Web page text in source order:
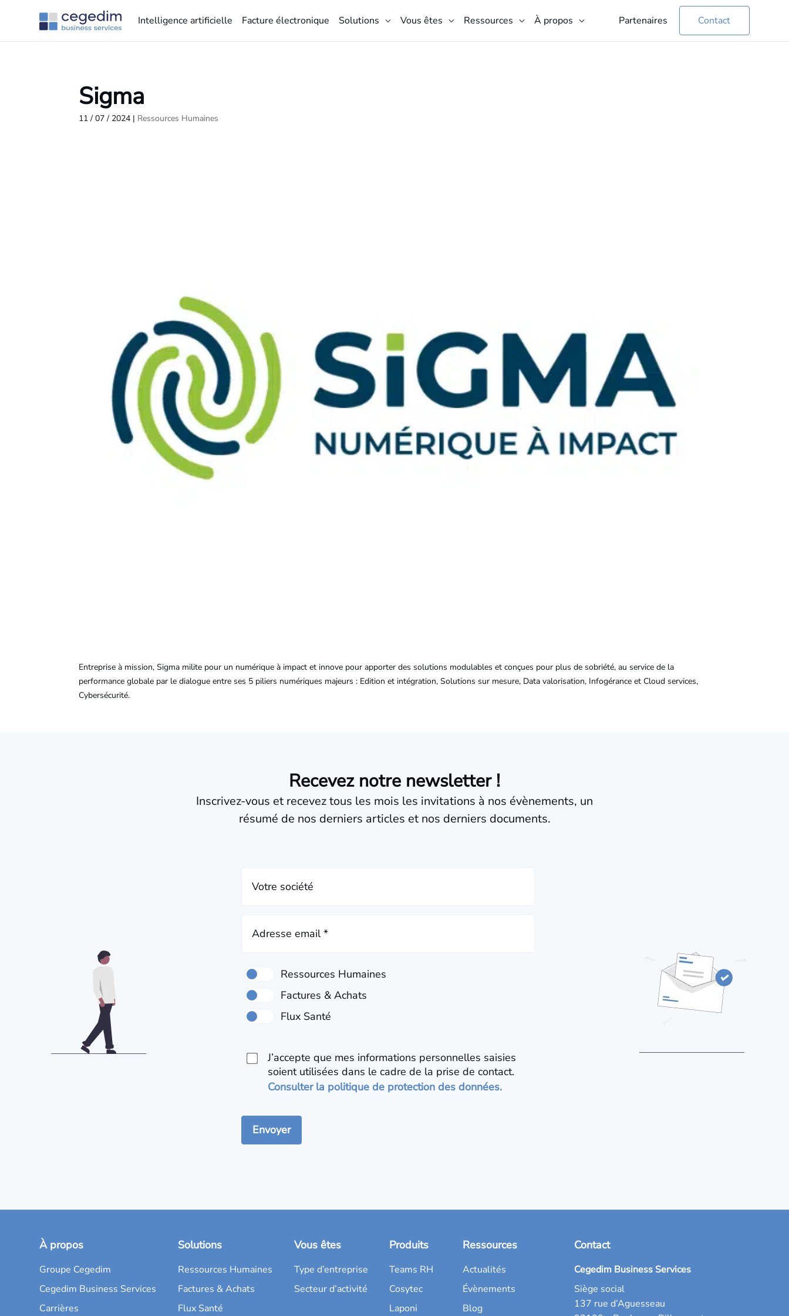
Intelligence artificielle Facture électronique Solutions Vous êtes Ressources À propos Partenaires Contact
Sigma
11 / 07 / 2024 | Ressources Humaines
Entreprise à mission, Sigma milite pour un numérique à impact et innove pour apporter des solutions modulables et conçues pour plus de sobriété, au service de la
performance globale par le dialogue entre ses 5 piliers numériques majeurs : Edition et intégration, Solutions sur mesure, Data valorisation, Infogérance et Cloud services,
Cybersécurité.
Recevez notre newsletter !
Inscrivez-vous et recevez tous les mois les invitations à nos évènements, un
résumé de nos derniers articles et nos derniers documents.
Votre société
Adresse email *
J’accepte que mes informations personnelles saisies
soient utilisées dans le cadre de la prise de contact.
Consulter la politique de protection des données.
À propos
Groupe Cegedim
Cegedim Business Services
Carrières
Solutions
Ressources Humaines
Factures & Achats
Flux Santé
Vous êtes
Type d’entreprise
Secteur d’activité
Produits
Teams RH
Cosytec
Laponi
Ressources
Actualités
Évènements
Blog
Contact
Cegedim Business Services
Siège social
137 rue d’Aguesseau